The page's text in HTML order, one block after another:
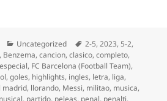
Categorías
Uncategorized Etiquetas
2-5,2023,5-2,
, Benzema,cancion,clasico,completo,
especial, FC Barcelona (Football Team),
,goles, highlights, ingles, letra, liga,
madrid, llorando, Messi, militao, musica,
, partido, peleas, penal, penalti,